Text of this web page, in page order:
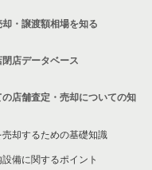
一覧
一覧
一覧
の案件一覧
の案件一覧
却・譲渡額相場を知る
閉店データベース
の店舗査定・売却についての知
売却するための基礎知識
設備に関するポイント